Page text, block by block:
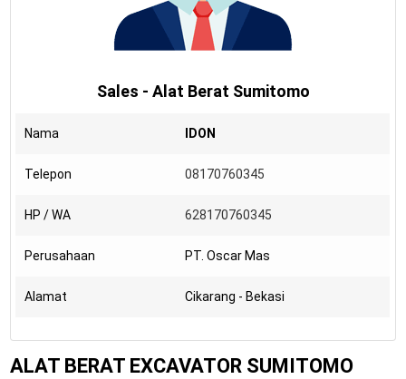
Sales - Alat Berat Sumitomo
Nama IDON
Telepon 08170760345
HP / WA 628170760345
Perusahaan PT. Oscar Mas
Alamat Cikarang - Bekasi
ALAT BERAT EXCAVATOR SUMITOMO